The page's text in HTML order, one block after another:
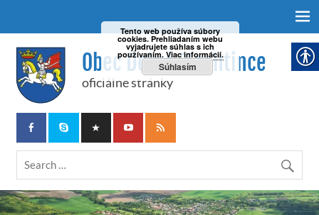
Obec Dolné Plachtince
oficiálne stránky
Tento web používa súbory
cookies. Prehliadaním webu
vyjadrujete súhlas s ich
používaním. Viac informácií.
Súhlasím